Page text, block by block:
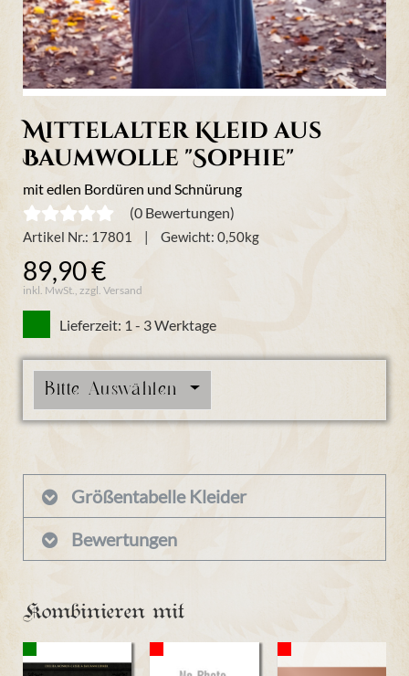
Mittelalter Kleid aus
Baumwolle "Sophie"
mit edlen Bordüren und Schnürung
(0 Bewertungen)
Artikel Nr.: 17801 Gewicht: 0,50kg
89,90 €
inkl. MwSt., zzgl. Versand
Lieferzeit: 1 - 3 Werktage
Bitte Auswählen
Größentabelle Kleider
Bewertungen
Kombinieren mit